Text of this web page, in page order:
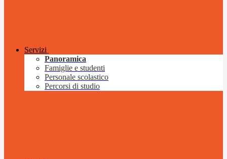
Servizi
Panoramica
Famiglie e studenti
Personale scolastico
Percorsi di studio